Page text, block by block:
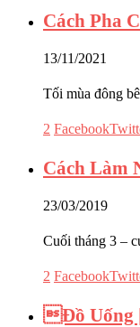
Cách Pha
13/11/2021
Tối mùa đông
2 Facebook
Cách Làm
23/03/2019
Cuối tháng 3 –
2 Facebook
Đồ Uống